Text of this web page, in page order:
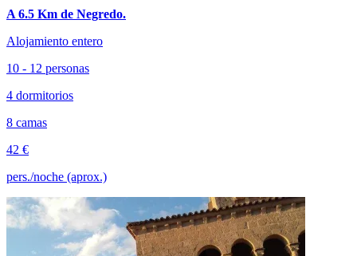
A 6.5 Km de Negredo.
Alojamiento entero
10 - 12 personas
4 dormitorios
8 camas
42 €
pers./noche (aprox.)